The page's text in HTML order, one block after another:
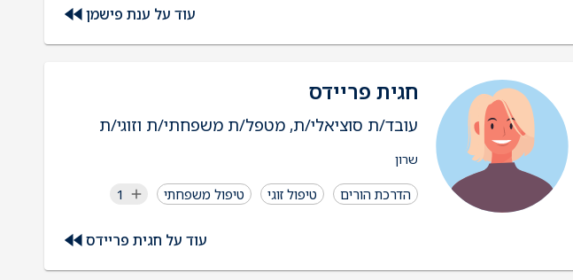
עוד על ענת פישמן
חגית פריידס
עובד/ת סוציאלי/ת, מטפל/ת משפחתי/ת וזוגי/ת
שרון
הדרכת הורים טיפול זוגי טיפול משפחתי 1
עוד על חגית פריידס